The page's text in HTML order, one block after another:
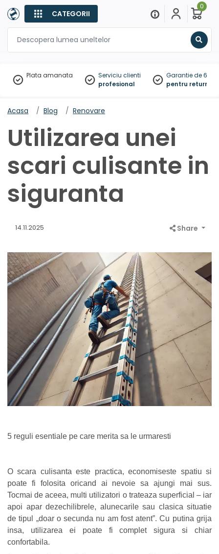
CATEGORII
0
Plata amanata
Serviciu clienti
profesional
Garantie de 60
pentru
Acasa Blog Renovare
Utilizarea unei
scari culisante in
siguranta
14.11.2025 Share
5 reguli esentiale pe care merita sa le urmaresti
O scara culisanta este practica, economiseste spatiu si
poate fi folosita oricand ai nevoie sa ajungi mai sus.
Tocmai de aceea, multi utilizatori o trateaza superficial – iar
apoi apar dezechilibrele, alunecarile sau clasica situatie
de tipul „doar o secunda nu am fost atent”. Cu putina grija
insa, utilizarea ei poate fi complet sigura si chiar
confortabila.